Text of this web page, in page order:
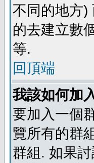
不同的地方)
的去建立數
等.
回頂端
我該如何加
要加入一個
覽所有的群
群組. 如果